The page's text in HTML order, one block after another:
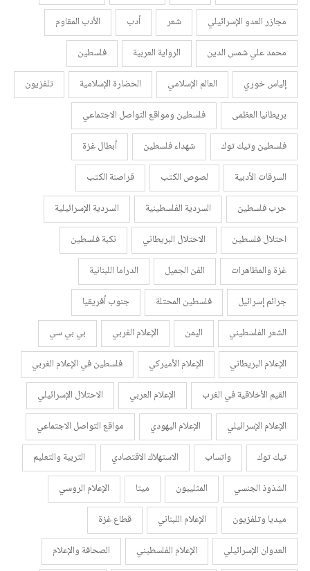
مجازر العدو الإسرائيلي
شعر أدب
الأدب المقاوم
محمد علي شمس الدين
الرواية العربية
فلسطين
إلياس خوري
العالم الإسلامي الحضارة الإسلامية
تلفزيون
بريطانيا العظمى
فلسطين ومواقع التواصل الاجتماعي
فلسطين وتيك توك
شهداء فلسطين
أبطال غزة
السرقات الأدبية
لصوص الكتب
قراصنة الكتب
حرب فلسطين
السردية الفلسطينية
السردية الإسرائيلية
احتلال فلسطين
الاحتلال البريطاني
نكبة فلسطين
غزة والمظاهرات
الفن الجميل
الدراما اللبنانية
جرائم إسرائيل
فلسطين المحتلة
جنوب أفريقيا
الشعر الفلسطيني
اليمن الإعلام الغربي
بي بي سي
الإعلام البريطاني
الإعلام الأميركي
فلسطين في الإعلام الغربي
القيم الأخلاقية في الغرب
الإعلام العربي
الاحتلال الإسرائيلي
الإعلام الإسرائيلي
الإعلام اليهودي
مواقع التواصل الاجتماعي
تيك توك
واتساب الاستهلاك الاقتصادي
التربية والتعليم
الشذوذ الجنسي
المثلييون ميتا
الإعلام الروسي
ميديا وتلفزيون
الإعلام اللبناني
قطاع غزة
العدوان الإسرائيلي
الإعلام الفلسطيني الصحافة والإعلام